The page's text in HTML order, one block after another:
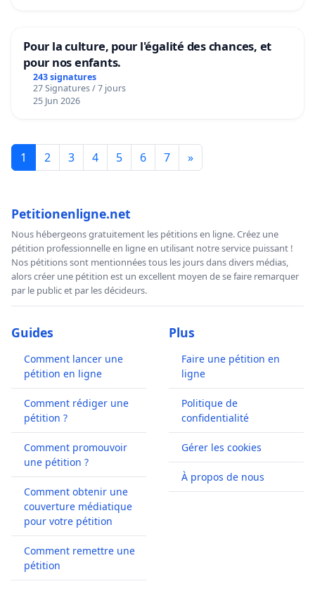
Pour la culture, pour l'égalité des chances, et
pour nos enfants.
243 signatures
27 Signatures / 7 jours
25 Jun 2026
1 2 3 4 5 6 7 »
Petitionenligne.net
Nous hébergeons gratuitement les pétitions en ligne. Créez une
pétition professionnelle en ligne en utilisant notre service puissant !
Nos pétitions sont mentionnées tous les jours dans divers médias,
alors créer une pétition est un excellent moyen de se faire remarquer
par le public et par les décideurs.
Guides
Comment lancer une
pétition en ligne
Comment rédiger une
pétition ?
Comment promouvoir
une pétition ?
Comment obtenir une
couverture médiatique
pour votre pétition
Comment remettre une
pétition
Plus
Faire une pétition en
ligne
Politique de
confidentialité
Gérer les cookies
À propos de nous